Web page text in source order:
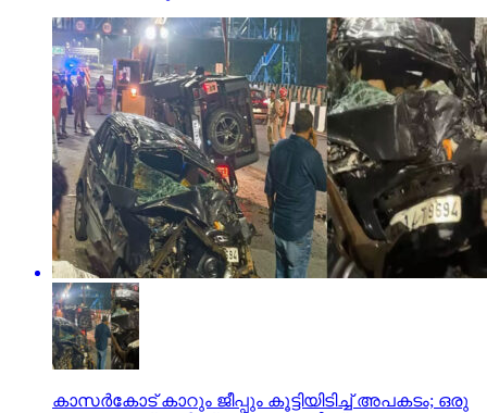
കാസര്‍കോട് കാറും ജീപ്പും കൂട്ടിയിടിച്ച് അപകടം; ഒരു